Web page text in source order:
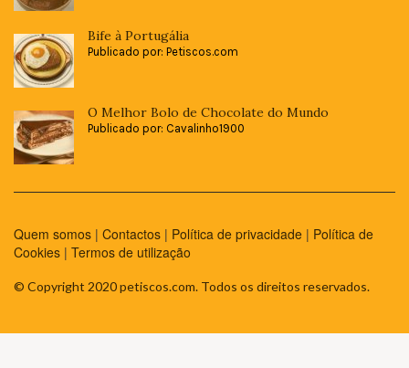
Bife à Portugália
Publicado por: Petiscos.com
O Melhor Bolo de Chocolate do Mundo
Publicado por: Cavalinho1900
Quem somos | Contactos | Política de privacidade | Política de
Cookies | Termos de utilização
© Copyright 2020 petiscos.com. Todos os direitos reservados.